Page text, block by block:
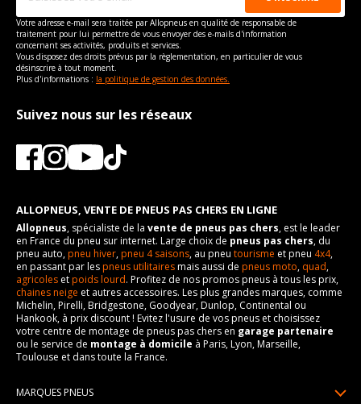
Numéro de moteur
151627
Puissance en Kw max
Type
VISSERIE ORA ES11 DEPUIS 11-2020 EV / GT (171CV)
Type de boulon
Force de rotation du
boulon
vous conseillons de contacter directement le constructeur.
Votre adresse e-mail sera traitée par Allopneus en qualité de responsable de
traitement pour lui permettre de vous envoyer des e-mails d'information
concernant ses activités, produits et services.
Vous disposez des droits prévus par la règlementation, en particulier de vous
désinscrire à tout moment.
Plus d'informations : la politique de gestion des données.
Suivez nous sur les réseaux
ALLOPNEUS, VENTE DE PNEUS PAS CHERS EN LIGNE
Allopneus, spécialiste de la vente de pneus pas chers, est le leader
en France du pneu sur internet. Large choix de pneus pas chers, du
pneu auto,pneu hiver,pneu 4 saisons, au pneu tourisme et pneu 4x4,
en passant par lespneus utilitairesmais aussi de pneus moto, quad,
agricoles etpoids lourd. Profitez de nos promos pneus à tous les prix,
chaines neige et autres accessoires. Les plus grandes marques, comme
Michelin, Pirelli, Bridgestone, Goodyear, Dunlop, Continental ou
Hankook, à prix discount ! Evitez l'usure de vos pneus et choisissez
votre centre de montage de pneus pas chers en garage partenaire
ou le service de montage à domicile à Paris, Lyon, Marseille,
Toulouse et dans toute la France.
MARQUES PNEUS